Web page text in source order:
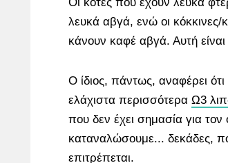
λευκά αβγά, ενώ οι κόκκινες/
κάνουν καφέ αβγά. Αυτή
Ο ίδιος, πάντως, αναφέρει
ελάχιστα περισσότερα Ω3
που δεν έχει σημασία για
καταναλώσουμε... δεκάδες,
επιτρέπεται.